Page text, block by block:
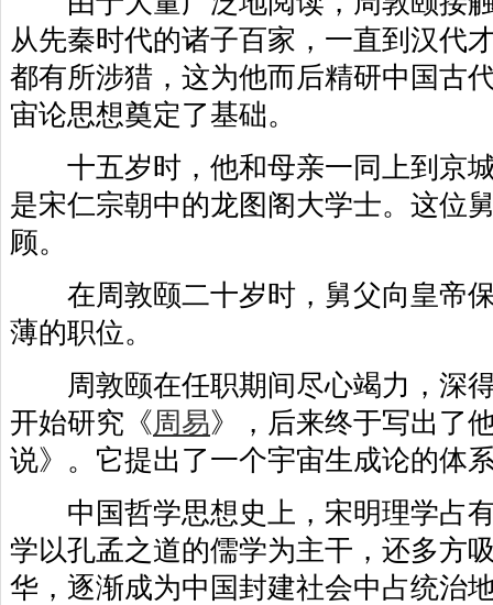
从先秦时代的诸子百家，一直到汉代
都有所涉猎，这为他而后精研中国古
宙论思想奠定了基础。
十五岁时，他和母亲一同上到京城
是宋仁宗朝中的龙图阁大学士。这位
顾。
在周敦颐二十岁时，舅父向皇帝保
薄的职位。
周敦颐在任职期间尽心竭力，深得
开始研究《周易》，后来终于写出了
说》。它提出了一个宇宙生成论的体
中国哲学思想史上，宋明理学占有
学以孔孟之道的儒学为主干，还多方
华，逐渐成为中国封建社会中占统治